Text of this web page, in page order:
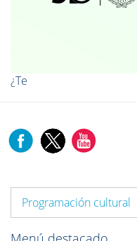
¿Te
Programación cultural